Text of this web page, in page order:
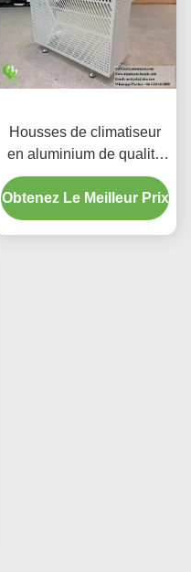
Housses de climatiseur
en aluminium de qualité
supérieure | Écrans de
protection décoratifs
Obtenez Le Meilleur Prix